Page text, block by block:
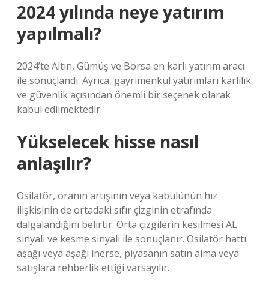
2024 yılında neye yatırım
yapılmalı?
2024’te Altın, Gümüş ve Borsa en karlı yatırım aracı
ile sonuçlandı. Ayrıca, gayrimenkul yatırımları karlılık
ve güvenlik açısından önemli bir seçenek olarak
kabul edilmektedir.
Yükselecek hisse nasıl
anlaşılır?
Osilatör, oranın artışının veya kabulünün hız
ilişkisinin de ortadaki sıfır çizginin etrafında
dalgalandığını belirtir. Orta çizgilerin kesilmesi AL
sinyali ve kesme sinyali ile sonuçlanır. Osilatör hattı
aşağı veya aşağı inerse, piyasanın satın alma veya
satışlara rehberlik ettiği varsayılır.